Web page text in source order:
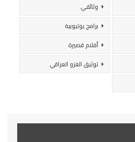
وثائقي
برامج يوتيوبية
أفلام قصيرة
توثيق الغزو العراقي